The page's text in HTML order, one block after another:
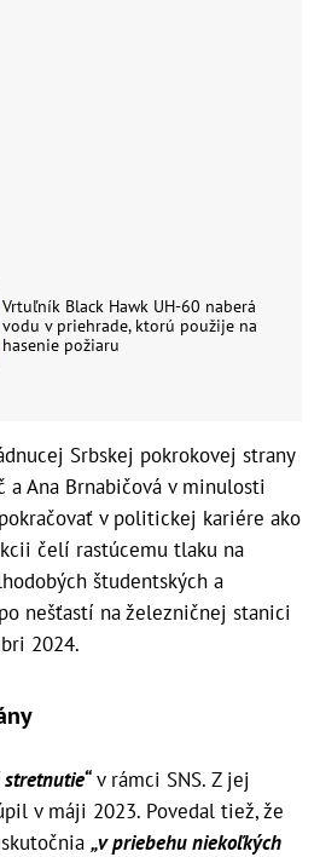
Vrtuľník Black Hawk UH-60 naberá
vodu v priehrade, ktorú použije na
hasenie požiaru
Srbskej pokrokovej strany
a Ana Brnabičová v minulosti
v politickej kariére ako
čelí rastúcemu tlaku na
študentských a
nešťastí na železničnej stanici
2024.
v rámci SNS. Z jej
v máji 2023. Povedal tiež, že
„v priebehu niekoľkých